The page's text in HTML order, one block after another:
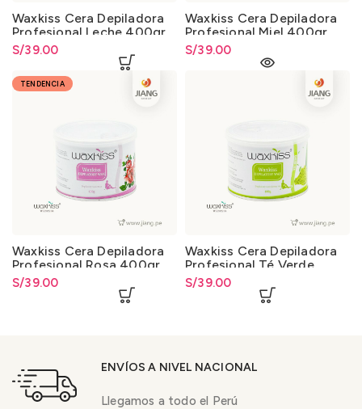
Waxkiss Cera Depiladora
Profesional Leche 400gr.
S/39.00
Waxkiss Cera Depiladora
Profesional Miel 400gr.
S/39.00
TENDENCIA
Waxkiss Cera Depiladora
Profesional Rosa 400gr.
S/39.00
Waxkiss Cera Depiladora
Profesional Té Verde
400gr.
S/39.00
ENVÍOS A NIVEL NACIONAL
Llegamos a todo el Perú